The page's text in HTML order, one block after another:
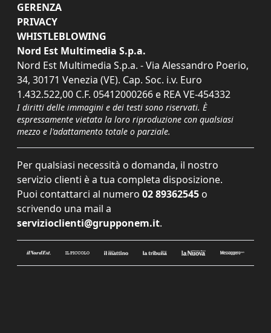
GERENZA
PRIVACY
WHISTLEBLOWING
Nord Est Multimedia S.p.a.
Nord Est Multimedia S.p.a. - Via Alessandro Poerio,
34, 30171 Venezia (VE). Cap. Soc. i.v. Euro
1.432.522,00 C.F. 05412000266 e REA VE-454332
I diritti delle immagini e dei testi sono riservati. È
espressamente vietata la loro riproduzione con qualsiasi
mezzo e l'adattamento totale o parziale.
Per qualsiasi necessità o domanda, il nostro
servizio clienti è a tua completa disposizione.
Puoi contattarci al numero 02 89362545 o
scrivendo una mail a
servizioclienti@grupponem.it.